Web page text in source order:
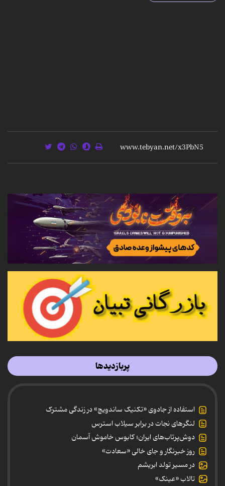
پربازدیدها
استفاده از جادوی «تکنیک ساندویچ» در زندگی مشترک
لنگرهای نجات در برابر سیلاب استرس
دوش‌پرتاب‌های ایران؛ کابوس خاموش آسمان
روز خبرنگار و جای خالی «سعادت»
در مسیر تولد ابریشم
تالاب «عینک»